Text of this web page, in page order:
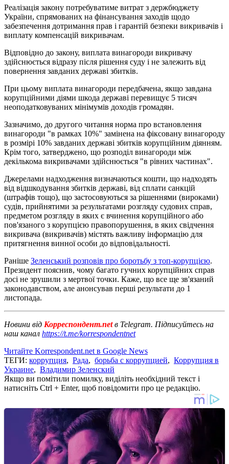
Реалізація закону потребуватиме витрат з держбюджету
України, спрямованих на фінансування заходів щодо
забезпечення дотримання прав і гарантій безпеки викривачів і
виплату компенсацій викривачам.
Відповідно до закону, виплата винагороди викривачу
здійснюється відразу після рішення суду і не залежить від
повернення завданих державі збитків.
При цьому виплата винагороди передбачена, якщо завдана
корупційними діями шкода державі перевищує 5 тисяч
неоподатковуваних мінімумів доходів громадян.
Зазначимо, до другого читання норма про встановлення
винагороди "в рамках 10%" замінена на фіксовану винагороду
в розмірі 10% завданих державі збитків корупційним діянням.
Крім того, затверджено, що розподіл винагороди між
декількома викривачами здійснюється "в рівних частинах".
Джерелами надходження визначаються кошти, що надходять
від відшкодування збитків державі, від сплати санкцій
(штрафів тощо), що застосовуються за рішеннями (вироками)
судів, прийнятими за результатами розгляду судових справ,
предметом розгляду в яких є вчинення корупційного або
пов'язаного з корупцією правопорушення, в яких свідчення
викривача (викривачів) містять важливу інформацію для
притягнення винної особи до відповідальності.
Раніше Зеленський розповів про боротьбу з топ-корупцією.
Президент пояснив, чому багато гучних корупційних справ
досі не зрушили з мертвої точки. Каже, що все ще зв'язаний
законодавством, але анонсував перші результати до 1
листопада.
Новини від Корреспондент.netв Telegram. Підписуйтесь на
наш канал https://t.me/korrespondentnet
Читайте Korrespondent.net в Google News
ТЕГИ: коррупция, Рада, борьба с коррупцией, Коррупция в
Украине, Владимир Зеленский
Якщо ви помітили помилку, виділіть необхідний текст і
натисніть Ctrl + Enter, щоб повідомити про це редакцію.